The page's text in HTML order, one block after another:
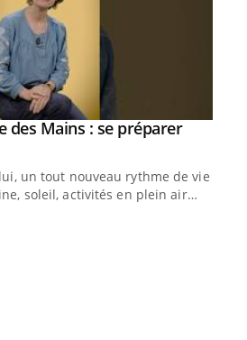
des Mains : se préparer
un tout nouveau rythme de vie !
soleil, activités en plein air…